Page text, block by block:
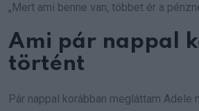
„Mert ami benne van, többet ér a
Ami pár nappal
történt
Pár nappal korábban megláttam Adele